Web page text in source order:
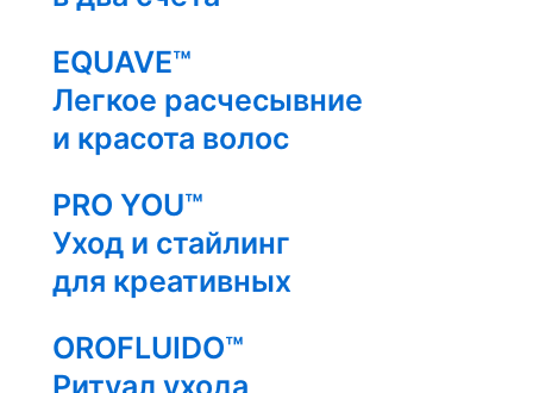
EQUAVE™
Легкое расчесывние
и красота волос
PRO YOU™
Уход и стайлинг
для креативных
OROFLUIDO™
Ритуал ухода